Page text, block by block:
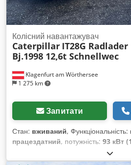
Klagenfurt am Wörthersee
1 275 km
Колісний навантажувач
Caterpillar IT28G Radlader
Bj.1998 12,6t Schnellwec
Запитати
Стан: вживаний, Функціональність:
працездатний, потужність: 93 кВт
, тип
навантаження:12 600 кг,